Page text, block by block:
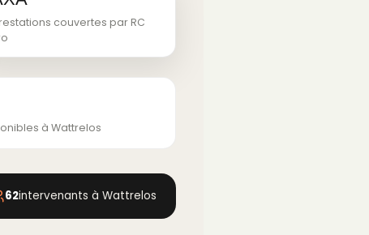
couvertes par RC
à Wattrelos
62intervenants à Wattrelos